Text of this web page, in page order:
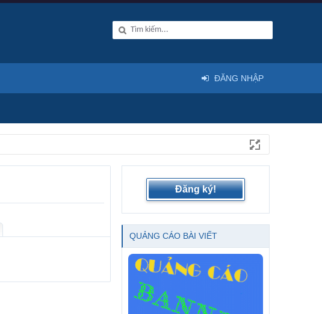
Đăng ký!
QUẢNG CÁO BÀI VIẾT
ĐĂNG NHẬP